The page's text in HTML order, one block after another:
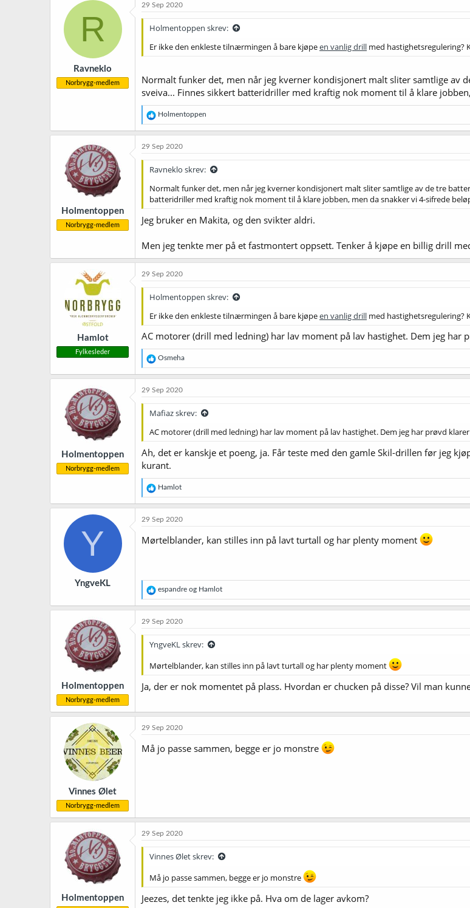
R
Ravneklo
Norbrygg-medlem
29 Sep 2020
Holmentoppen skrev:
Er ikke den enkleste tilnærmingen å bare kjøpeen vanlig drill med hastighetsregulering?
Normalt funker det, men når jeg kverner kondisjonert malt sliter samtlige av
sveiva... Finnes sikkert batteridriller med kraftig nok moment til å klare
R
e
a
j
o
e
r
Holmentoppen
Holmentoppen
Norbrygg-medlem
29 Sep 2020
Ravneklo skrev:
Normalt funker det, men når jeg kverner kondisjonert malt sliter samtlige av de tre
batteridriller med kraftig nok moment til å klare jobben, men da snakker vi 4-sifrede
Jeg bruker en Makita, og den svikter aldri.
Men jeg tenkte mer på et fastmontert oppsett. Tenker å kjøpe en billig drill
Hamlot
Fylkesleder
29 Sep 2020
Holmentoppen skrev:
Er ikke den enkleste tilnærmingen å bare kjøpeen vanlig drill med hastighetsregulering?
AC motorer (drill med ledning) har lav moment på lav hastighet. Dem jeg
R
e
a
j
o
e
:
Osmeha
Holmentoppen
Norbrygg-medlem
29 Sep 2020
Mafiaz skrev:
AC motorer (drill med ledning) har lav moment på lav hastighet. Dem jeg har prøvd
Ah, det er kanskje et poeng, ja. Får teste med den gamle Skil-drillen før jeg
kurant.
R
e
a
o
Hamlot
Y
YngveKL
29 Sep 2020
Mørtelblander, kan stilles inn på lavt turtall og har plenty moment
R
e
a
j
o
e
:
espandre og Hamlot
Holmentoppen
Norbrygg-medlem
29 Sep 2020
YngveKL skrev:
Mørtelblander, kan stilles inn på lavt turtall og har plenty moment
Ja, der er nok momentet på plass. Hvordan er chucken på disse? Vil man
Vinnes Ølet
Norbrygg-medlem
29 Sep 2020
Må jo passe sammen, begge er jo monstre
Holmentoppen
29 Sep 2020
Vinnes Ølet skrev:
Må jo passe sammen, begge er jo monstre
Jeezes, det tenkte jeg ikke på. Hva om de lager avkom?